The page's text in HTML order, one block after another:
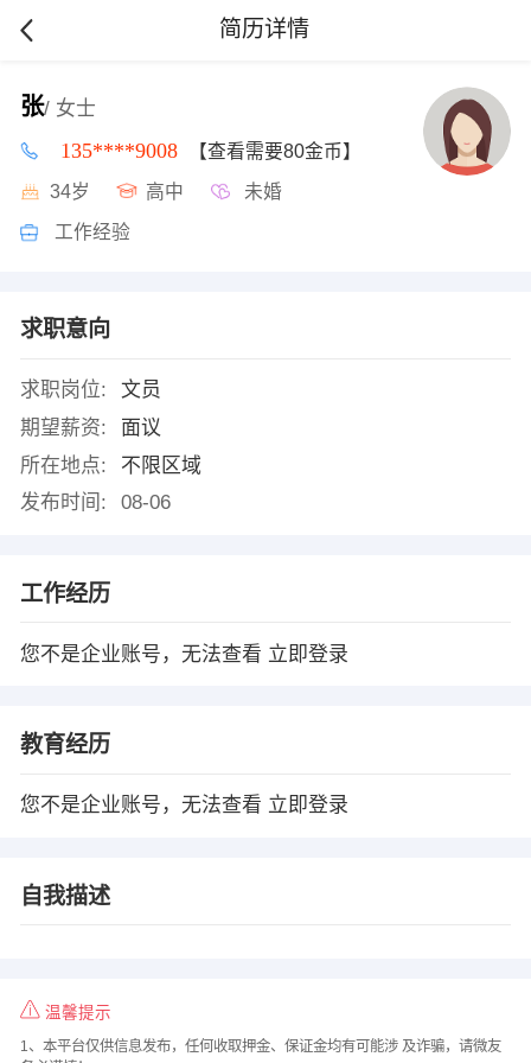
简历详情
张/ 女士
135****9008 【查看需要80金币】
34岁 高中 未婚
工作经验
求职意向
求职岗位:
文员
期望薪资:
面议
所在地点:
不限区域
发布时间:
08-06
工作经历
您不是企业账号，无法查看 立即登录
教育经历
您不是企业账号，无法查看 立即登录
自我描述
温馨提示
1、本平台仅供信息发布，任何收取押金、保证金均有可能涉 及诈骗，请微友